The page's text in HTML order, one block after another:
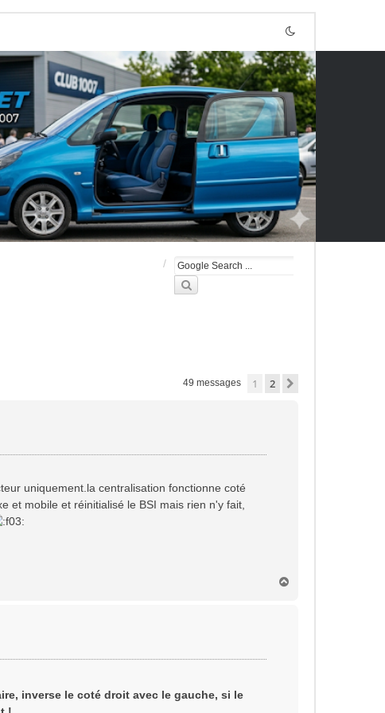
49 messages 1 2
uniquement.la centralisation fonctionne coté
et mobile et réinitialisé le BSI mais rien n'y fait,
inverse le coté droit avec le gauche, si le